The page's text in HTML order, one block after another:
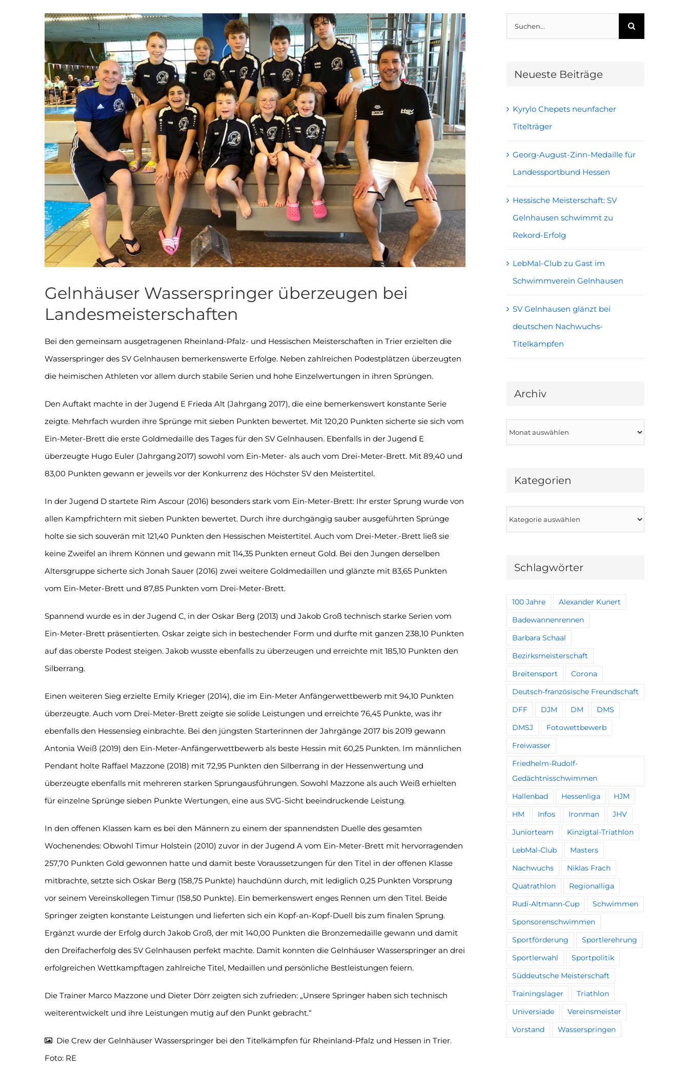
Zeige
grösseres
Bild
Gelnhäuser Wasserspringer überzeugen bei
Landesmeisterschaften
Bei den gemeinsam ausgetragenen Rheinland-Pfalz- und Hessischen Meisterschaften in Trier erzielten die
Wasserspringer des SV Gelnhausen bemerkenswerte Erfolge. Neben zahlreichen Podestplätzen überzeugten
die heimischen Athleten vor allem durch stabile Serien und hohe Einzelwertungen in ihren Sprüngen.
Den Auftakt machte in der Jugend E Frieda Alt (Jahrgang 2017), die eine bemerkenswert konstante Serie
zeigte. Mehrfach wurden ihre Sprünge mit sieben Punkten bewertet. Mit 120,20 Punkten sicherte sie sich vom
Ein-Meter-Brett die erste Goldmedaille des Tages für den SV Gelnhausen. Ebenfalls in der Jugend E
überzeugte Hugo Euler (Jahrgang 2017) sowohl vom Ein-Meter- als auch vom Drei-Meter-Brett. Mit 89,40 und
83,00 Punkten gewann er jeweils vor der Konkurrenz des Höchster SV den Meistertitel.
In der Jugend D startete Rim Ascour (2016) besonders stark vom Ein-Meter-Brett: Ihr erster Sprung wurde von
allen Kampfrichtern mit sieben Punkten bewertet. Durch ihre durchgängig sauber ausgeführten Sprünge
holte sie sich souverän mit 121,40 Punkten den Hessischen Meistertitel. Auch vom Drei-Meter.-Brett ließ sie
keine Zweifel an ihrem Können und gewann mit 114,35 Punkten erneut Gold. Bei den Jungen derselben
Altersgruppe sicherte sich Jonah Sauer (2016) zwei weitere Goldmedaillen und glänzte mit 83,65 Punkten
vom Ein-Meter-Brett und 87,85 Punkten vom Drei-Meter-Brett.
Spannend wurde es in der Jugend C, in der Oskar Berg (2013) und Jakob Groß technisch starke Serien vom
Ein-Meter-Brett präsentierten. Oskar zeigte sich in bestechender Form und durfte mit ganzen 238,10 Punkten
auf das oberste Podest steigen. Jakob wusste ebenfalls zu überzeugen und erreichte mit 185,10 Punkten den
Silberrang.
Einen weiteren Sieg erzielte Emily Krieger (2014), die im Ein-Meter Anfängerwettbewerb mit 94,10 Punkten
überzeugte. Auch vom Drei-Meter-Brett zeigte sie solide Leistungen und erreichte 76,45 Punkte, was ihr
ebenfalls den Hessensieg einbrachte. Bei den jüngsten Starterinnen der Jahrgänge 2017 bis 2019 gewann
Antonia Weiß (2019) den Ein-Meter-Anfängerwettbewerb als beste Hessin mit 60,25 Punkten. Im männlichen
Pendant holte Raffael Mazzone (2018) mit 72,95 Punkten den Silberrang in der Hessenwertung und
überzeugte ebenfalls mit mehreren starken Sprungausführungen. Sowohl Mazzone als auch Weiß erhielten
für einzelne Sprünge sieben Punkte Wertungen, eine aus SVG-Sicht beeindruckende Leistung.
In den offenen Klassen kam es bei den Männern zu einem der spannendsten Duelle des gesamten
Wochenendes: Obwohl Timur Holstein (2010) zuvor in der Jugend A vom Ein-Meter-Brett mit hervorragenden
257,70 Punkten Gold gewonnen hatte und damit beste Voraussetzungen für den Titel in der offenen Klasse
mitbrachte, setzte sich Oskar Berg (158,75 Punkte) hauchdünn durch, mit lediglich 0,25 Punkten Vorsprung
vor seinem Vereinskollegen Timur (158,50 Punkte). Ein bemerkenswert enges Rennen um den Titel. Beide
Springer zeigten konstante Leistungen und lieferten sich ein Kopf-an-Kopf-Duell bis zum finalen Sprung.
Ergänzt wurde der Erfolg durch Jakob Groß, der mit 140,00 Punkten die Bronzemedaille gewann und damit
den Dreifacherfolg des SV Gelnhausen perfekt machte. Damit konnten die Gelnhäuser Wasserspringer an drei
erfolgreichen Wettkampftagen zahlreiche Titel, Medaillen und persönliche Bestleistungen feiern.
Die Trainer Marco Mazzone und Dieter Dörr zeigten sich zufrieden: „Unsere Springer haben sich technisch
weiterentwickelt und ihre Leistungen mutig auf den Punkt gebracht.“
Die Crew der Gelnhäuser Wasserspringer bei den Titelkämpfen für Rheinland-Pfalz und Hessen in Trier.
Foto: RE
Suche
nach:
Neueste Beiträge
Kyrylo Chepets neunfacher
Titelträger
Georg-August-Zinn-Medaille für
Landessportbund Hessen
Hessische Meisterschaft: SV
Gelnhausen schwimmt zu
Rekord-Erfolg
LebMal-Club zu Gast im
Schwimmverein Gelnhausen
SV Gelnhausen glänzt bei
deutschen Nachwuchs-
Titelkämpfen
Archiv
Kategorien
Schlagwörter
100 Jahre Alexander Kunert
Badewannenrennen
Barbara Schaal
Bezirksmeisterschaft
Breitensport Corona
Deutsch-französische Freundschaft
DFF DJM DM DMS
DMSJ Fotowettbewerb
Freiwasser
Friedhelm-Rudolf-
Gedächtnisschwimmen
Hallenbad Hessenliga HJM
HM Infos Ironman JHV
Juniorteam Kinzigtal-Triathlon
LebMal-Club Masters
Nachwuchs Niklas Frach
Quatrathlon Regionalliga
Rudi-Altmann-Cup Schwimmen
Sponsorenschwimmen
Sportförderung Sportlerehrung
Sportlerwahl Sportpolitik
Süddeutsche Meisterschaft
Trainingslager Triathlon
Universiade Vereinsmeister
Vorstand Wasserspringen